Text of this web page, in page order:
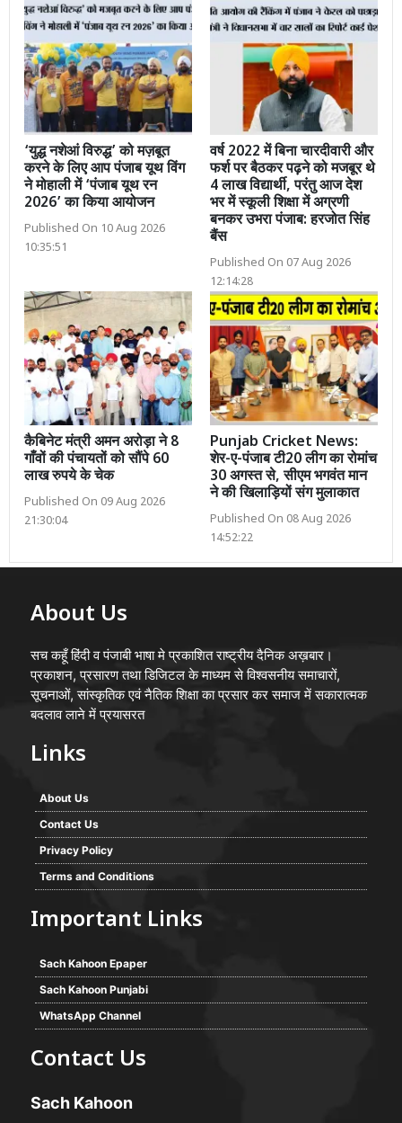
‘युद्ध नशेआं विरुद्ध’ को मज़बूत
करने के लिए आप पंजाब यूथ विंग
ने मोहाली में ‘पंजाब यूथ रन
2026’ का किया आयोजन
Published On 10 Aug 2026
10:35:51
वर्ष 2022 में बिना चारदीवारी और
फर्श पर बैठकर पढ़ने को मजबूर थे
4 लाख विद्यार्थी, परंतु आज देश
भर में स्कूली शिक्षा में अग्रणी
बनकर उभरा पंजाब: हरजोत सिंह
बैंस
Published On 07 Aug 2026
12:14:28
कैबिनेट मंत्री अमन अरोड़ा ने 8
गाँवों की पंचायतों को सौंपे 60
लाख रुपये के चेक
Published On 09 Aug 2026
21:30:04
Punjab Cricket News:
शेर-ए-पंजाब टी20 लीग का रोमांच
30 अगस्त से, सीएम भगवंत मान
ने की खिलाड़ियों संग मुलाकात
Published On 08 Aug 2026
14:52:22
About Us
सच कहूँ हिंदी व पंजाबी भाषा मे प्रकाशित राष्ट्रीय दैनिक अख़बार।
प्रकाशन, प्रसारण तथा डिजिटल के माध्यम से विश्वसनीय समाचारों,
सूचनाओं, सांस्कृतिक एवं नैतिक शिक्षा का प्रसार कर समाज में सकारात्मक
बदलाव लाने में प्रयासरत
Links
About Us
Contact Us
Privacy Policy
Terms and Conditions
Important Links
Sach Kahoon Epaper
Sach Kahoon Punjabi
WhatsApp Channel
Contact Us
Sach Kahoon